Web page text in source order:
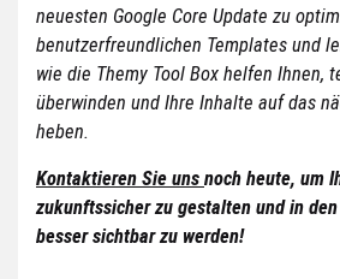
neuesten Google Core Update zu
benutzerfreundlichen Templates und
wie die Themy Tool Box helfen Ihnen,
überwinden und Ihre Inhalte auf das
heben.
Kontaktieren Sie uns noch heute, um
zukunftssicher zu gestalten und in
besser sichtbar zu werden!